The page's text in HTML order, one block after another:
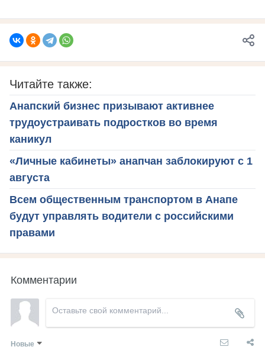
Читайте также:
Анапский бизнес призывают активнее
трудоустраивать подростков во время
каникул
«Личные кабинеты» анапчан заблокируют с 1
августа
Всем общественным транспортом в Анапе
будут управлять водители с российскими
правами
Комментарии
Новые